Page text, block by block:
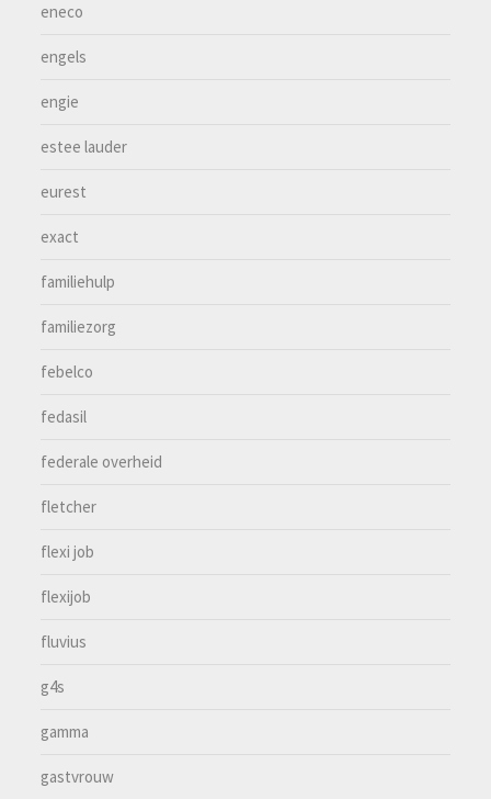
eneco
engels
engie
estee lauder
eurest
exact
familiehulp
familiezorg
febelco
fedasil
federale overheid
fletcher
flexi job
flexijob
fluvius
g4s
gamma
gastvrouw